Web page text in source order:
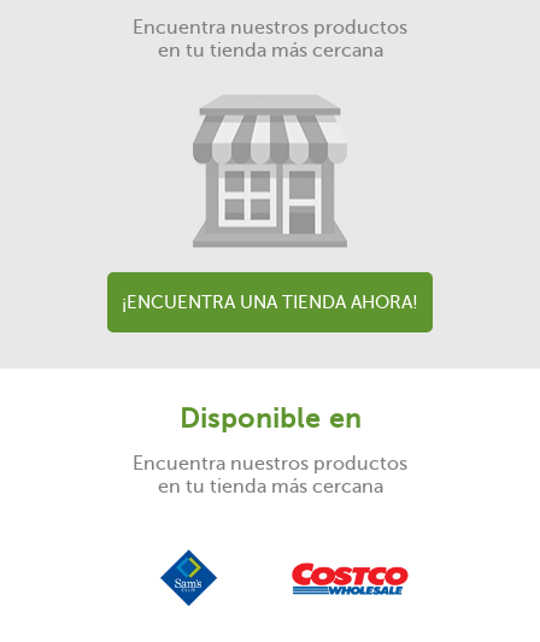
Encuentra nuestros productos
en tu tienda más cercana
¡ENCUENTRA UNA TIENDA AHORA!
Disponible en
Encuentra nuestros productos
en tu tienda más cercana